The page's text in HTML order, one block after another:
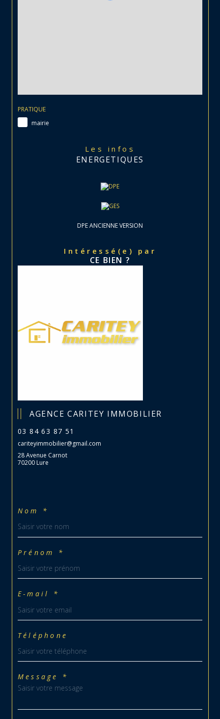
PRATIQUE
mairie
Les infos
ENERGETIQUES
DPE ANCIENNE VERSION
Intéressé(e) par
CE BIEN ?
AGENCE CARITEY IMMOBILIER
03 84 63 87 51
cariteyimmobilier@gmail.com
28 Avenue Carnot
70200 Lure
Nom *
Prénom *
E-mail *
Téléphone
Message *